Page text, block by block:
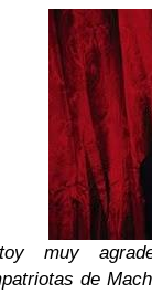
muy
de